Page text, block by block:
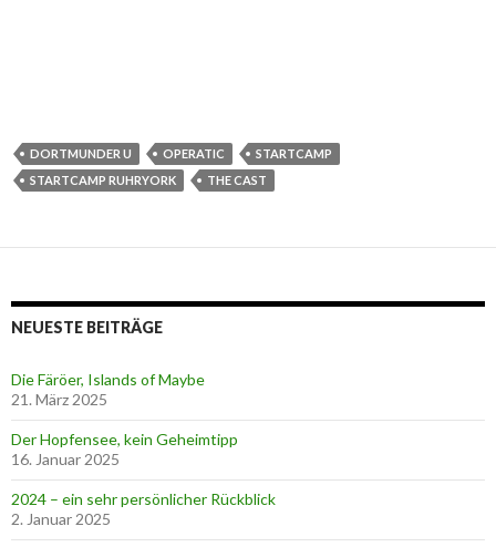
DORTMUNDER U OPERATIC
STARTCAMP
STARTCAMP RUHRYORK
THE CAST
NEUESTE BEITRÄGE
Die Färöer, Islands of Maybe
21. März 2025
Der Hopfensee, kein Geheimtipp
16. Januar 2025
2024 – ein sehr persönlicher Rückblick
2. Januar 2025